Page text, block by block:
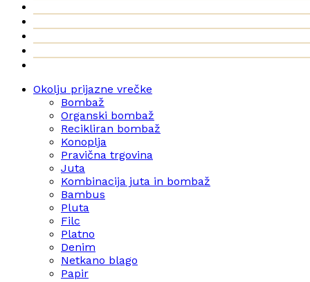
Okolju prijazne vrečke
Bombaž
Organski bombaž
Recikliran bombaž
Konoplja
Pravična trgovina
Juta
Kombinacija juta in bombaž
Bambus
Pluta
Filc
Platno
Denim
Netkano blago
Papir